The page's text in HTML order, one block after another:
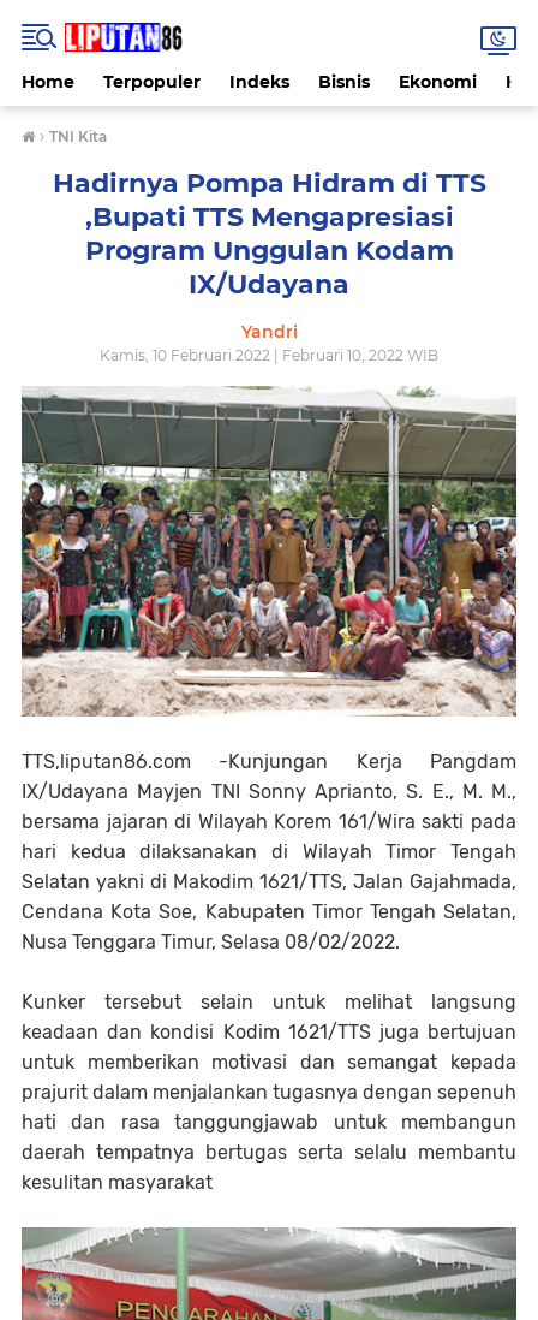
Home Terpopuler Indeks Bisnis Ekonomi
› TNI Kita
Hadirnya Pompa Hidram di TTS
,Bupati TTS Mengapresiasi
Program Unggulan Kodam
IX/Udayana
Yandri
Kamis, 10 Februari 2022 | Februari 10, 2022 WIB
TTS,liputan86.com -Kunjungan Kerja Pangdam
IX/Udayana Mayjen TNI Sonny Aprianto, S. E., M. M.,
bersama jajaran di Wilayah Korem 161/Wira sakti pada
hari kedua dilaksanakan di Wilayah Timor Tengah
Selatan yakni di Makodim 1621/TTS, Jalan Gajahmada,
Cendana Kota Soe, Kabupaten Timor Tengah Selatan,
Nusa Tenggara Timur, Selasa 08/02/2022.
Kunker tersebut selain untuk melihat langsung
keadaan dan kondisi Kodim 1621/TTS juga bertujuan
untuk memberikan motivasi dan semangat kepada
prajurit dalam menjalankan tugasnya dengan sepenuh
hati dan rasa tanggungjawab untuk membangun
daerah tempatnya bertugas serta selalu membantu
kesulitan masyarakat